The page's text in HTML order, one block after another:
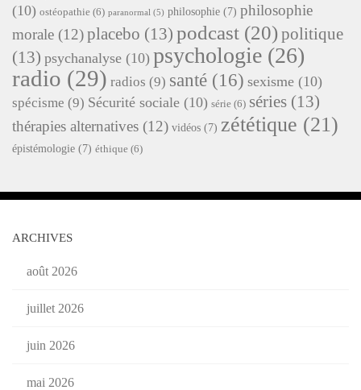
(10) ostéopathie (6) paranormal (5) philosophie (7) philosophie
morale (12)placebo (13) podcast (20)politique
(13) psychanalyse (10) psychologie (26)
radio (29) radios (9) santé (16) sexisme (10)
spécisme (9) Sécurité sociale (10) série (6) séries (13)
thérapies alternatives (12) vidéos (7) zététique (21)
épistémologie (7) éthique (6)
ARCHIVES
août 2026
juillet 2026
juin 2026
mai 2026